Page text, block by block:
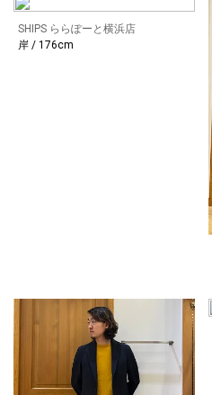
SHIPS ららぽーと横浜店
岸 / 176cm